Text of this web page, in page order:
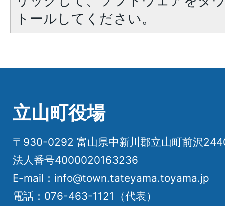
トールしてください。
立山町役場
〒930-0292 富山県中新川郡立山町前沢
法人番号4000020163236
E-mail：info@town.tateyama.toyama.jp
電話：076-463-1121（代表）